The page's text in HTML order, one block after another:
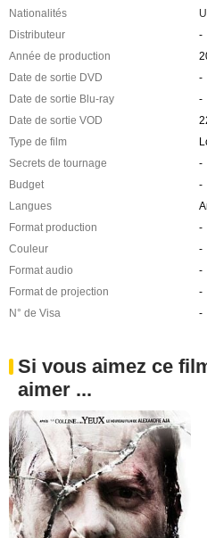
Nationalités
Distributeur
-
Année de production
Date de sortie DVD
-
Date de sortie Blu-ray
-
Date de sortie VOD
Type de film
Secrets de tournage
-
Budget
-
Langues
Format production
-
Couleur
-
Format audio
-
Format de projection
-
N° de Visa
-
Si vous aimez ce
aimer ...